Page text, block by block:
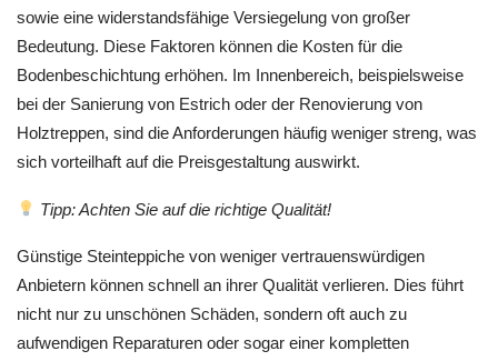
sowie eine widerstandsfähige Versiegelung von großer
Bedeutung. Diese Faktoren können die Kosten für die
Bodenbeschichtung erhöhen. Im Innenbereich, beispielsweise
bei der Sanierung von Estrich oder der Renovierung von
Holztreppen, sind die Anforderungen häufig weniger streng, was
sich vorteilhaft auf die Preisgestaltung auswirkt.
Tipp: Achten Sie auf die richtige Qualität!
Günstige Steinteppiche von weniger vertrauenswürdigen
Anbietern können schnell an ihrer Qualität verlieren. Dies führt
nicht nur zu unschönen Schäden, sondern oft auch zu
aufwendigen Reparaturen oder sogar einer kompletten